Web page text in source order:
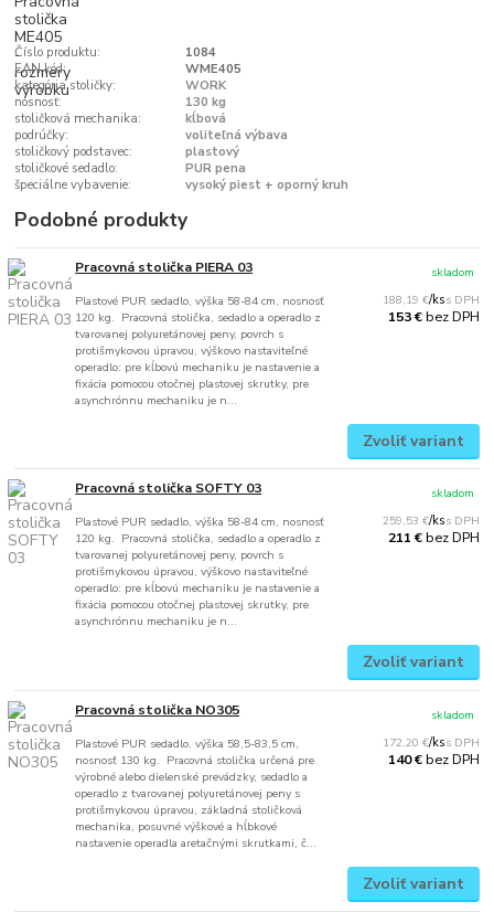
Číslo produktu:
1084
EAN kód:
WME405
kategória stoličky:
WORK
nosnosť:
130 kg
stoličková mechanika:
kĺbová
podrúčky:
voliteľná výbava
stoličkový podstavec:
plastový
stoličkové sedadlo:
PUR pena
špeciálne vybavenie:
vysoký piest + oporný kruh
Podobné produkty
Pracovná stolička PIERA 03
Plastové PUR sedadlo, výška 58-84 cm, nosnosť
120 kg. Pracovná stolička, sedadlo a operadlo z
tvarovanej polyuretánovej peny, povrch s
protišmykovou úpravou, výškovo nastaviteľné
operadlo: pre kĺbovú mechaniku je nastavenie a
fixácia pomocou otočnej plastovej skrutky, pre
asynchrónnu mechaniku je n...
188,19 €/ks
153 €bez DPH
skladom
Zvoliť variant
Pracovná stolička SOFTY 03
Plastové PUR sedadlo, výška 58-84 cm, nosnosť
120 kg. Pracovná stolička, sedadlo a operadlo z
tvarovanej polyuretánovej peny, povrch s
protišmykovou úpravou, výškovo nastaviteľné
operadlo: pre kĺbovú mechaniku je nastavenie a
fixácia pomocou otočnej plastovej skrutky, pre
asynchrónnu mechaniku je n...
259,53 €/ks
211 €bez DPH
skladom
Zvoliť variant
Pracovná stolička NO305
Plastové PUR sedadlo, výška 58,5-83,5 cm,
nosnosť 130 kg. Pracovná stolička určená pre
výrobné alebo dielenské prevádzky, sedadlo a
operadlo z tvarovanej polyuretánovej peny s
protišmykovou úpravou, základná stoličková
mechanika, posuvné výškové a hĺbkové
nastavenie operadla aretačnými skrutkami, č...
172,20 €/ks
140 €bez DPH
skladom
Zvoliť variant